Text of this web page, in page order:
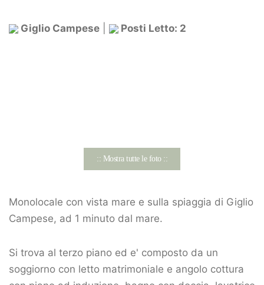
Giglio Campese Posti Letto: 2
:: Mostra tutte le foto ::
Monolocale con vista mare e sulla spiaggia di Giglio
Campese, ad 1 minuto dal mare.
Si trova al terzo piano ed e' composto da un
soggiorno con letto matrimoniale e angolo cottura